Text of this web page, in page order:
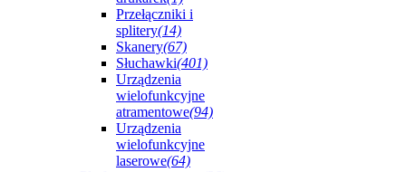
Przełączniki i
splitery(14)
Skanery(67)
Słuchawki(401)
Urządzenia
wielofunkcyjne
atramentowe(94)
Urządzenia
wielofunkcyjne
laserowe(64)